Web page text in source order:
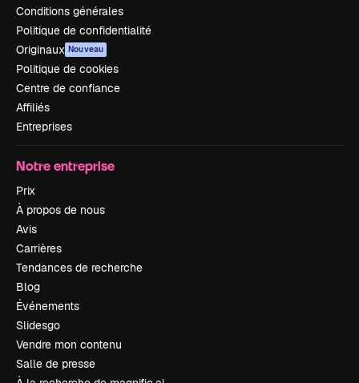
Conditions générales
Politique de confidentialité
Originaux Nouveau
Politique de cookies
Centre de confiance
Affiliés
Entreprises
Notre entreprise
Prix
À propos de nous
Avis
Carrières
Tendances de recherche
Blog
Événements
Slidesgo
Vendre mon contenu
Salle de presse